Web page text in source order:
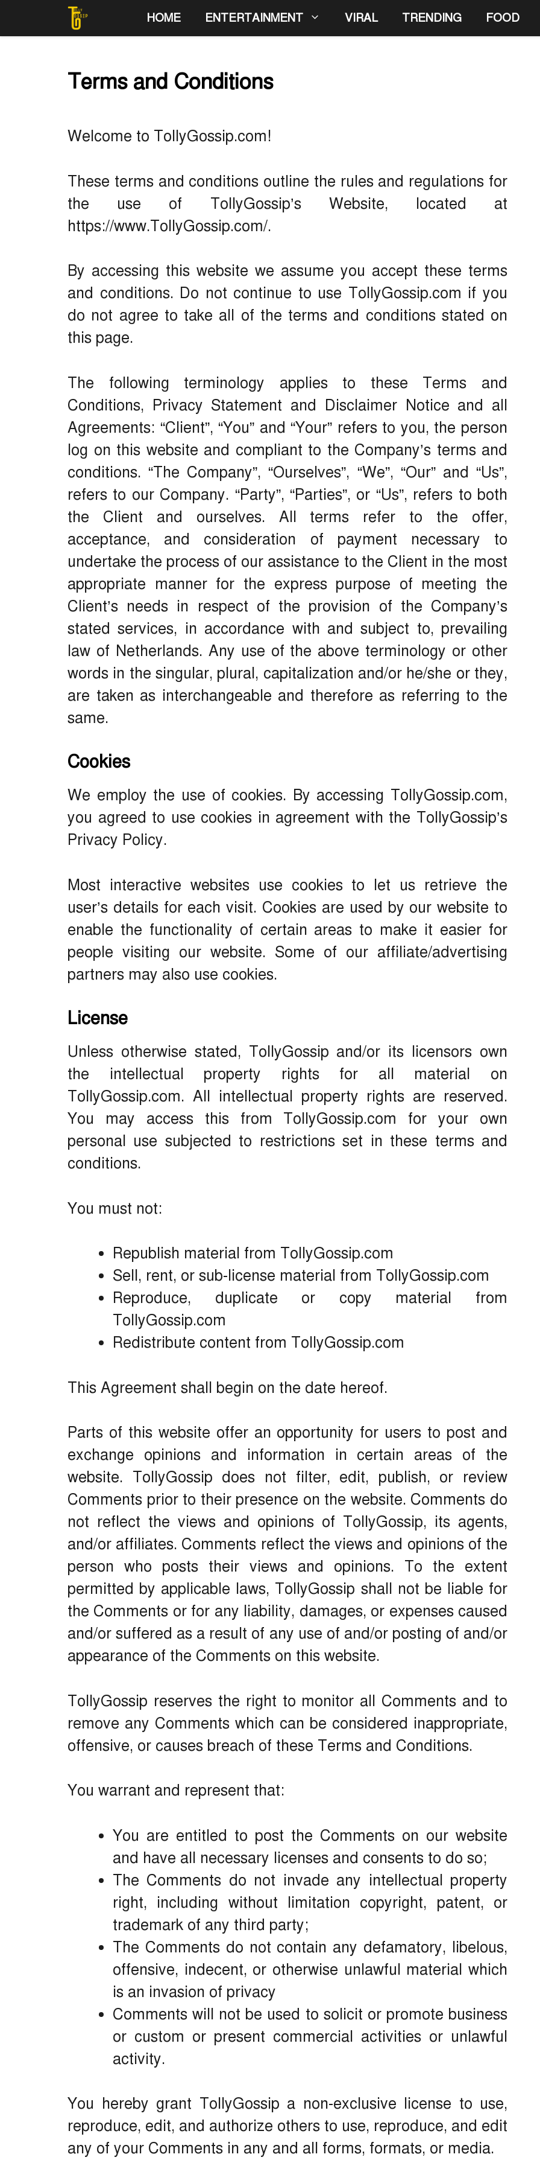
to
HOME ENTERTAINMENT VIRAL TRENDING FOOD
Terms and Conditions
Welcome to TollyGossip.com!
These terms and conditions outline the rules and regulations for
the use of TollyGossip’s Website, located at
https://www.TollyGossip.com/.
By accessing this website we assume you accept these terms
and conditions. Do not continue to use TollyGossip.com if you
do not agree to take all of the terms and conditions stated on
this page.
The following terminology applies to these Terms and
Conditions, Privacy Statement and Disclaimer Notice and all
Agreements: “Client”, “You” and “Your” refers to you, the person
log on this website and compliant to the Company’s terms and
conditions. “The Company”, “Ourselves”, “We”, “Our” and “Us”,
refers to our Company. “Party”, “Parties”, or “Us”, refers to both
the Client and ourselves. All terms refer to the offer,
acceptance, and consideration of payment necessary to
undertake the process of our assistance to the Client in the most
appropriate manner for the express purpose of meeting the
Client’s needs in respect of the provision of the Company’s
stated services, in accordance with and subject to, prevailing
law of Netherlands. Any use of the above terminology or other
words in the singular, plural, capitalization and/or he/she or they,
are taken as interchangeable and therefore as referring to the
same.
Cookies
We employ the use of cookies. By accessing TollyGossip.com,
you agreed to use cookies in agreement with the TollyGossip’s
Privacy Policy.
Most interactive websites use cookies to let us retrieve the
user’s details for each visit. Cookies are used by our website to
enable the functionality of certain areas to make it easier for
people visiting our website. Some of our affiliate/advertising
partners may also use cookies.
License
Unless otherwise stated, TollyGossip and/or its licensors own
the intellectual property rights for all material on
TollyGossip.com. All intellectual property rights are reserved.
You may access this from TollyGossip.com for your own
personal use subjected to restrictions set in these terms and
conditions.
You must not:
Republish material from TollyGossip.com
Sell, rent, or sub-license material from TollyGossip.com
Reproduce, duplicate or copy material from
TollyGossip.com
Redistribute content from TollyGossip.com
This Agreement shall begin on the date hereof.
Parts of this website offer an opportunity for users to post and
exchange opinions and information in certain areas of the
website. TollyGossip does not filter, edit, publish, or review
Comments prior to their presence on the website. Comments do
not reflect the views and opinions of TollyGossip, its agents,
and/or affiliates. Comments reflect the views and opinions of the
person who posts their views and opinions. To the extent
permitted by applicable laws, TollyGossip shall not be liable for
the Comments or for any liability, damages, or expenses caused
and/or suffered as a result of any use of and/or posting of and/or
appearance of the Comments on this website.
TollyGossip reserves the right to monitor all Comments and to
remove any Comments which can be considered inappropriate,
offensive, or causes breach of these Terms and Conditions.
You warrant and represent that:
You are entitled to post the Comments on our website
and have all necessary licenses and consents to do so;
The Comments do not invade any intellectual property
right, including without limitation copyright, patent, or
trademark of any third party;
The Comments do not contain any defamatory, libelous,
offensive, indecent, or otherwise unlawful material which
is an invasion of privacy
Comments will not be used to solicit or promote business
or custom or present commercial activities or unlawful
activity.
You hereby grant TollyGossip a non-exclusive license to use,
reproduce, edit, and authorize others to use, reproduce, and edit
any of your Comments in any and all forms, formats, or media.